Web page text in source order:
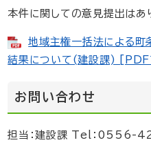
本件に関しての意見提出はあ
地域主権一括法による町
結果について(建設課) [PDF
お問い合わせ
担当：建設課 Tel：0556-